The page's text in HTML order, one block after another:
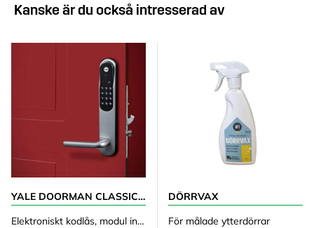
Kanske är du också intresserad av
YALE DOORMAN CLASSIC HOME SILVER
Elektroniskt kodlås, modul ingår
DÖRRVAX
För målade ytterdörrar